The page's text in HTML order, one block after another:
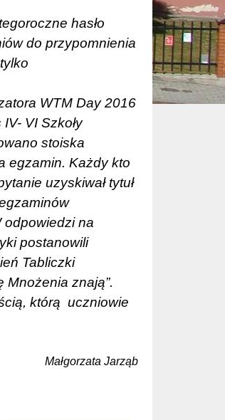
hasło
do przypomnienia
WTM Day 2016
VI Szkoły
stoiska
egzamin. Każdy kto
uzyskiwał tytuł
odpowiedzi na
postanowili
Tabliczki
Mnożenia znają”.
którą uczniowie
Małgorzata Jarząb